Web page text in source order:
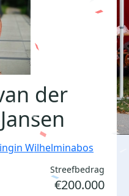
der
Wilhelminabos
Streefbedrag
€200.000